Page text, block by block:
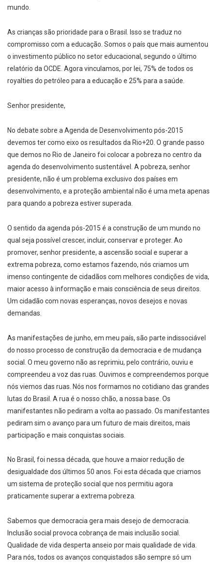
mundo.
As crianças são prioridade para o Brasil. Isso se traduz no
compromisso com a educação. Somos o país que mais aumentou
o investimento público no setor educacional, segundo o último
relatório da OCDE. Agora vinculamos, por lei, 75% de todos os
royalties do petróleo para a educação e 25% para a saúde.
Senhor presidente,
No debate sobre a Agenda de Desenvolvimento pós-2015
devemos ter como eixo os resultados da Rio+20. O grande passo
que demos no Rio de Janeiro foi colocar a pobreza no centro da
agenda do desenvolvimento sustentável. A pobreza, senhor
presidente, não é um problema exclusivo dos países em
desenvolvimento, e a proteção ambiental não é uma meta apenas
para quando a pobreza estiver superada.
O sentido da agenda pós-2015 é a construção de um mundo no
qual seja possível crescer, incluir, conservar e proteger. Ao
promover, senhor presidente, a ascensão social e superar a
extrema pobreza, como estamos fazendo, nós criamos um
imenso contingente de cidadãos com melhores condições de vida,
maior acesso à informação e mais consciência de seus direitos.
Um cidadão com novas esperanças, novos desejos e novas
demandas.
As manifestações de junho, em meu país, são parte indissociável
do nosso processo de construção da democracia e de mudança
social. O meu governo não as reprimiu, pelo contrário, ouviu e
compreendeu a voz das ruas. Ouvimos e compreendemos porque
nós viemos das ruas. Nós nos formamos no cotidiano das grandes
lutas do Brasil. A rua é o nosso chão, a nossa base. Os
manifestantes não pediram a volta ao passado. Os manifestantes
pediram sim o avanço para um futuro de mais direitos, mais
participação e mais conquistas sociais.
No Brasil, foi nessa década, que houve a maior redução de
desigualdade dos últimos 50 anos. Foi esta década que criamos
um sistema de proteção social que nos permitiu agora
praticamente superar a extrema pobreza.
Sabemos que democracia gera mais desejo de democracia.
Inclusão social provoca cobrança de mais inclusão social.
Qualidade de vida desperta anseio por mais qualidade de vida.
Para nós, todos os avanços conquistados são sempre só um